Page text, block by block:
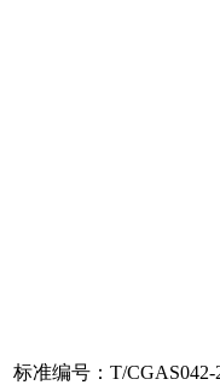
标准编号：T/CGAS042-